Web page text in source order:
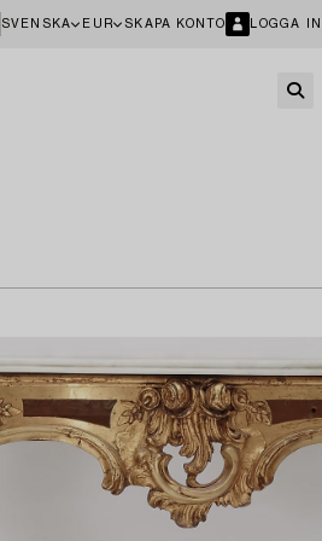
SVENSKA EUR SKAPA KONTO LOGGA IN